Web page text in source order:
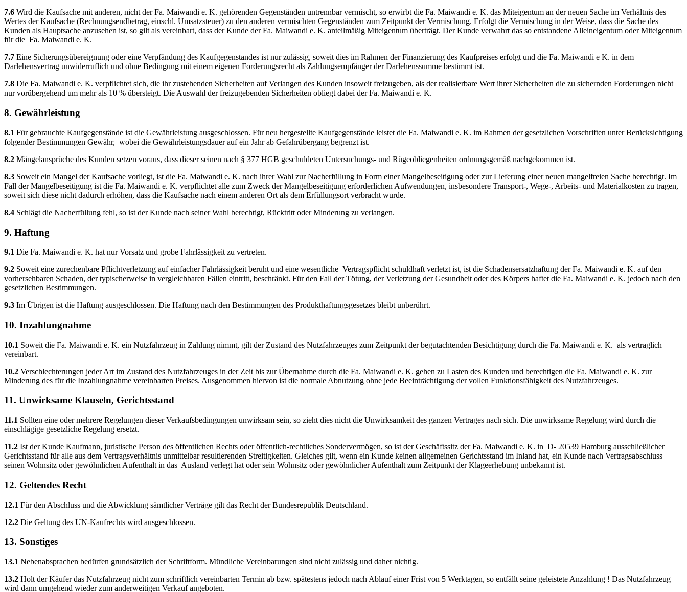
7.6 Wird die Kaufsache mit anderen, nicht der Fa. Maiwandi e. K. gehörenden Gegenständen untrennbar vermischt, so erwirbt die Fa. Maiwandi e. K. das Miteigentum an der neuen Sache im Verhältnis des
Wertes der Kaufsache (Rechnungsendbetrag, einschl. Umsatzsteuer) zu den anderen vermischten Gegenständen zum Zeitpunkt der Vermischung. Erfolgt die Vermischung in der Weise, dass die Sache des
Kunden als Hauptsache anzusehen ist, so gilt als vereinbart, dass der Kunde der Fa. Maiwandi e. K. anteilmäßig Miteigentum überträgt. Der Kunde verwahrt das so entstandene Alleineigentum oder Miteigentum
für die Fa. Maiwandi e. K.
7.7 Eine Sicherungsübereignung oder eine Verpfändung des Kaufgegenstandes ist nur zulässig, soweit dies im Rahmen der Finanzierung des Kaufpreises erfolgt und die Fa. Maiwandi e K. in dem
Darlehensvertrag unwiderruflich und ohne Bedingung mit einem eigenen Forderungsrecht als Zahlungsempfänger der Darlehenssumme bestimmt ist.
7.8 Die Fa. Maiwandi e. K. verpflichtet sich, die ihr zustehenden Sicherheiten auf Verlangen des Kunden insoweit freizugeben, als der realisierbare Wert ihrer Sicherheiten die zu sichernden Forderungen nicht
nur vorübergehend um mehr als 10 % übersteigt. Die Auswahl der freizugebenden Sicherheiten obliegt dabei der Fa. Maiwandi e. K.
8. Gewährleistung
8.1 Für gebrauchte Kaufgegenstände ist die Gewährleistung ausgeschlossen. Für neu hergestellte Kaufgegenstände leistet die Fa. Maiwandi e. K. im Rahmen der gesetzlichen Vorschriften unter Berücksichtigung
folgender Bestimmungen Gewähr, wobei die Gewährleistungsdauer auf ein Jahr ab Gefahrübergang begrenzt ist.
8.2 Mängelansprüche des Kunden setzen voraus, dass dieser seinen nach § 377 HGB geschuldeten Untersuchungs- und Rügeobliegenheiten ordnungsgemäß nachgekommen ist.
8.3 Soweit ein Mangel der Kaufsache vorliegt, ist die Fa. Maiwandi e. K. nach ihrer Wahl zur Nacherfüllung in Form einer Mangelbeseitigung oder zur Lieferung einer neuen mangelfreien Sache berechtigt. Im
Fall der Mangelbeseitigung ist die Fa. Maiwandi e. K. verpflichtet alle zum Zweck der Mangelbeseitigung erforderlichen Aufwendungen, insbesondere Transport-, Wege-, Arbeits- und Materialkosten zu tragen,
soweit sich diese nicht dadurch erhöhen, dass die Kaufsache nach einem anderen Ort als dem Erfüllungsort verbracht wurde.
8.4 Schlägt die Nacherfüllung fehl, so ist der Kunde nach seiner Wahl berechtigt, Rücktritt oder Minderung zu verlangen.
9. Haftung
9.1 Die Fa. Maiwandi e. K. hat nur Vorsatz und grobe Fahrlässigkeit zu vertreten.
9.2 Soweit eine zurechenbare Pflichtverletzung auf einfacher Fahrlässigkeit beruht und eine wesentliche Vertragspflicht schuldhaft verletzt ist, ist die Schadensersatzhaftung der Fa. Maiwandi e. K. auf den
vorhersehbaren Schaden, der typischerweise in vergleichbaren Fällen eintritt, beschränkt. Für den Fall der Tötung, der Verletzung der Gesundheit oder des Körpers haftet die Fa. Maiwandi e. K. jedoch nach den
gesetzlichen Bestimmungen.
9.3 Im Übrigen ist die Haftung ausgeschlossen. Die Haftung nach den Bestimmungen des Produkthaftungsgesetzes bleibt unberührt.
10. Inzahlungnahme
10.1 Soweit die Fa. Maiwandi e. K. ein Nutzfahrzeug in Zahlung nimmt, gilt der Zustand des Nutzfahrzeuges zum Zeitpunkt der begutachtenden Besichtigung durch die Fa. Maiwandi e. K. als vertraglich
vereinbart.
10.2 Verschlechterungen jeder Art im Zustand des Nutzfahrzeuges in der Zeit bis zur Übernahme durch die Fa. Maiwandi e. K. gehen zu Lasten des Kunden und berechtigen die Fa. Maiwandi e. K. zur
Minderung des für die Inzahlungnahme vereinbarten Preises. Ausgenommen hiervon ist die normale Abnutzung ohne jede Beeinträchtigung der vollen Funktionsfähigkeit des Nutzfahrzeuges.
11. Unwirksame Klauseln, Gerichtsstand
11.1 Sollten eine oder mehrere Regelungen dieser Verkaufsbedingungen unwirksam sein, so zieht dies nicht die Unwirksamkeit des ganzen Vertrages nach sich. Die unwirksame Regelung wird durch die
einschlägige gesetzliche Regelung ersetzt.
11.2 Ist der Kunde Kaufmann, juristische Person des öffentlichen Rechts oder öffentlich-rechtliches Sondervermögen, so ist der Geschäftssitz der Fa. Maiwandi e. K. in D- 20539 Hamburg ausschließlicher
Gerichtsstand für alle aus dem Vertragsverhältnis unmittelbar resultierenden Streitigkeiten. Gleiches gilt, wenn ein Kunde keinen allgemeinen Gerichtsstand im Inland hat, ein Kunde nach Vertragsabschluss
seinen Wohnsitz oder gewöhnlichen Aufenthalt in das Ausland verlegt hat oder sein Wohnsitz oder gewöhnlicher Aufenthalt zum Zeitpunkt der Klageerhebung unbekannt ist.
12. Geltendes Recht
12.1 Für den Abschluss und die Abwicklung sämtlicher Verträge gilt das Recht der Bundesrepublik Deutschland.
12.2 Die Geltung des UN-Kaufrechts wird ausgeschlossen.
13. Sonstiges
13.1 Nebenabsprachen bedürfen grundsätzlich der Schriftform. Mündliche Vereinbarungen sind nicht zulässig und daher nichtig.
13.2 Holt der Käufer das Nutzfahrzeug nicht zum schriftlich vereinbarten Termin ab bzw. spätestens jedoch nach Ablauf einer Frist von 5 Werktagen, so entfällt seine geleistete Anzahlung ! Das Nutzfahrzeug
wird dann umgehend wieder zum anderweitigen Verkauf angeboten.